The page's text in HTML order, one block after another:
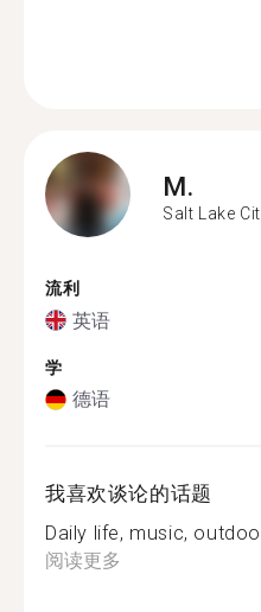
M.
Salt Lake
流利
英语
学
德语
我喜欢谈论的话题
Daily life, music,
阅读更多